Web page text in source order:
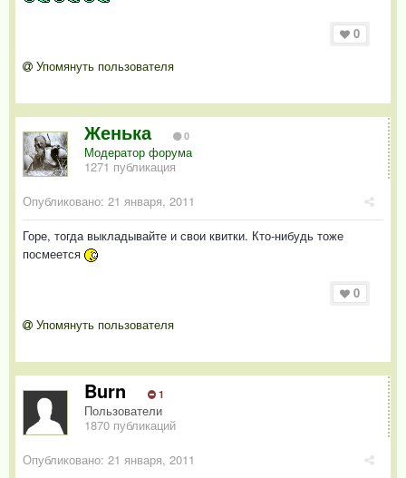
0
Упомянуть пользователя
Женька 0
Модератор форума
1271 публикация
Опубликовано: 21 января, 2011
Горе, тогда выкладывайте и свои квитки. Кто-нибудь тоже
посмеется
0
Упомянуть пользователя
Burn 1
Пользователи
1870 публикаций
Опубликовано: 21 января, 2011